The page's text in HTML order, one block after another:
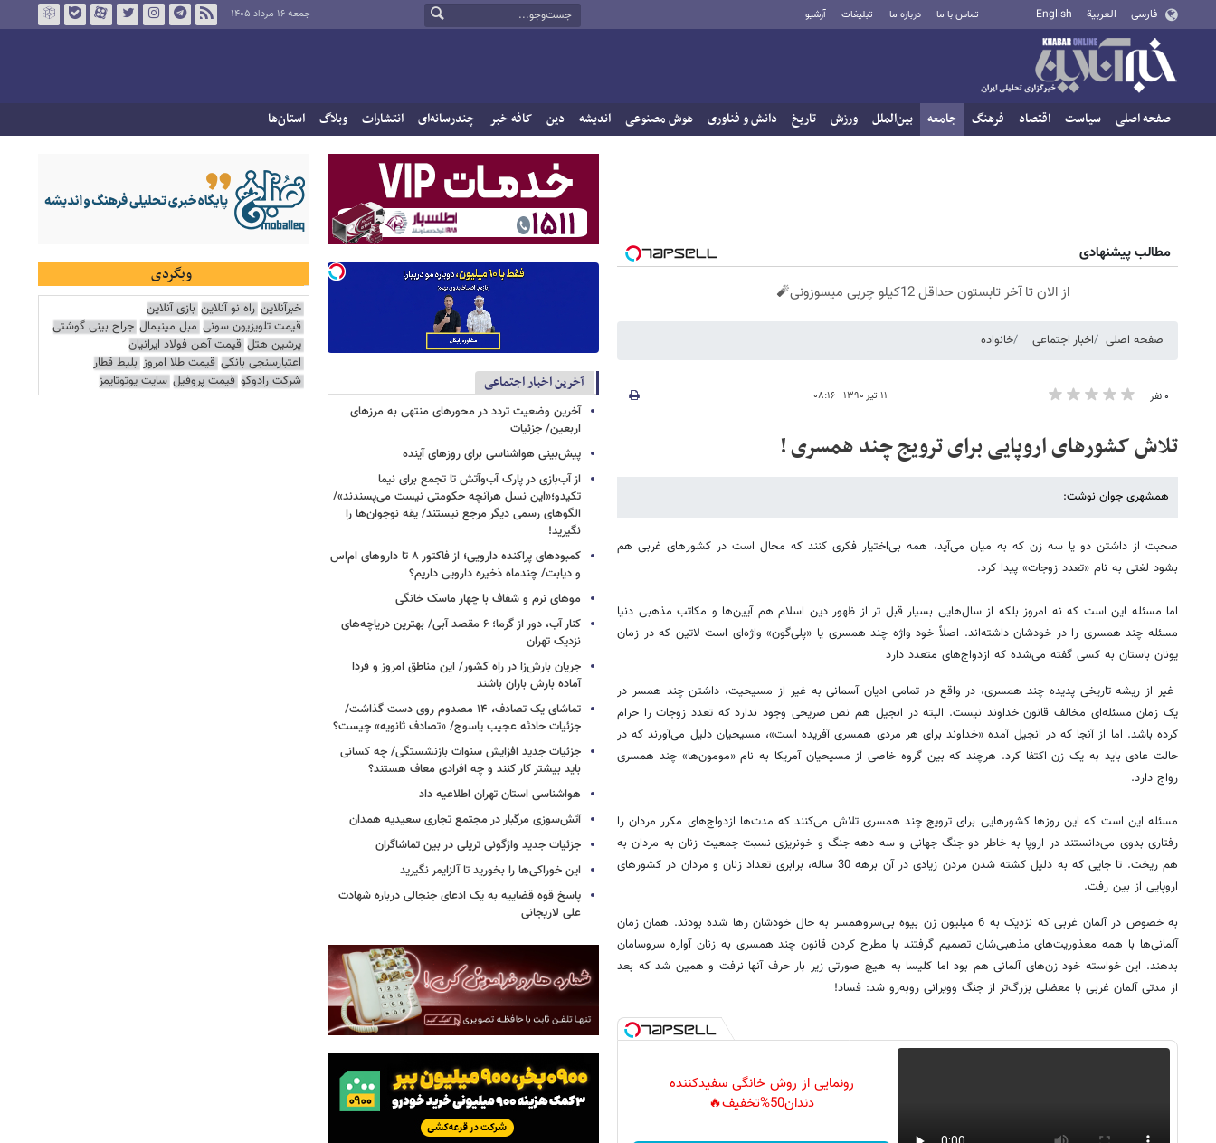
فارسی العربية English تماس با ما درباره ما تبلیغات آرشیو جمعه ۱۶ مرداد ۱۴۰۵
صفحه اصلی سیاست اقتصاد فرهنگ جامعه بین‌الملل ورزش تاریخ دانش و فناوری هوش مصنوعی اندیشه دین کافه خبر چندرسانه‌ای انتشارات وبلاگ استان‌ها
مطالب پیشنهادی
از الان تا آخر تابستون حداقل 12کیلو چربی میسوزونی🧨
صفحه اصلی اخبار اجتماعی خانواده
۰ نفر ۱۱ تیر ۱۳۹۰ - ۰۸:۱۶
تلاش کشور‌های اروپایی برای ترویج چند همسری !
همشهری جوان نوشت:
صحبت از داشتن دو یا سه زن که به میان می‌آید، همه بی‌اختیار فکری کنند که محال است در کشور‌های غربی هم
بشود لغتی به نام «تعدد زوجات» پیدا کرد.
اما مسئله این است که نه امروز بلکه از سال‌هایی بسیار قبل تر از ظهور دین اسلام هم آیین‌ها و مکاتب مذهبی دنیا
مسئله چند همسری را در خودشان داشته‌اند. اصلاً خود واژه چند همسری یا «پلی‌گون» واژه‌ای است لاتین که در زمان
یونان باستان به کسی گفته می‌شده که ازدواج‌های متعدد دارد
غیر از ریشه تاریخی پدیده چند همسری، در واقع در تمامی ادیان آسمانی به غیر از مسیحیت، داشتن چند همسر در
یک زمان مسئله‌ای مخالف قانون خداوند نیست. البته در انجیل هم نص صریحی وجود ندارد که تعدد زوجات را حرام
کرده باشد. اما از آنجا که در انجیل آمده «خداوند برای هر مردی همسری آفریده است»، مسیحیان دلیل می‌آورند که در
حالت عادی باید به یک زن اکتفا کرد. هرچند که بین گروه خاصی از مسیحیان آمریکا به نام «مومون‌ها» چند همسری
رواج دارد.
مسئله این است که این روز‌ها کشور‌هایی برای ترویج چند همسری تلاش می‌کنند که مدت‌ها ازدواج‌های مکرر مردان را
رفتاری بدوی می‌دانستند در اروپا به خاطر دو جنگ جهانی و سه دهه جنگ و خونریزی نسبت جمعیت زنان به مردان به
هم ریخت. تا جایی که به دلیل کشته شدن مردن زیادی در آن برهه 30 ساله، برابری تعداد زنان و مردان در کشور‌های
اروپایی از بین رفت.
به خصوص در آلمان غربی که نزدیک به 6 میلیون زن بیوه بی‌سروهمسر به حال خودشان رها شده بودند. همان زمان
آلمانی‌ها با همه معذوریت‌های مذهبی‌شان تصمیم گرفتند با مطرح کردن قانون چند همسری به زنان آواره سروسامان
بدهند. این خواسته خود زن‌های آلمانی هم بود اما کلیسا به هیچ صورتی زیر بار حرف آنها نرفت و همین شد که بعد
از مدتی آلمان غربی با معضلی بزرگ‌تر از جنگ وویرانی روبه‌رو شد: فساد!
رونمایی از روش خانگی سفیدکننده
دندان50%تخفیف🔥
آخرین اخبار اجتماعی
آخرین وضعیت تردد در محورهای منتهی به مرزهای
اربعین/ جزئیات
پیش‌بینی هواشناسی برای روزهای آینده
از آب‌بازی در پارک آب‌وآتش تا تجمع برای نیما
تکیدو؛«این نسل هرآنچه حکومتی نیست می‌پسندند»/
الگوهای رسمی دیگر مرجع نیستند/ یقه نوجوان‌ها را
نگیرید!
کمبودهای پراکنده دارویی؛ از فاکتور ۸ تا داروهای ام‌اس
و دیابت/ چندماه ذخیره دارویی داریم؟
موهای نرم و شفاف با چهار ماسک خانگی
کنار آب، دور از گرما؛ ۶ مقصد آبی/ بهترین دریاچه‌های
نزدیک تهران
جریان بارش‌زا در راه کشور/ این مناطق امروز و فردا
آماده بارش باران باشند
تماشای یک تصادف، ۱۴ مصدوم روی دست گذاشت/
جزئیات حادثه عجیب یاسوج/ «تصادف ثانویه» چیست؟
جزئیات جدید افزایش سنوات بازنشستگی/ چه کسانی
باید بیشتر کار کنند و چه افرادی معاف هستند؟
هواشناسی استان تهران اطلاعیه داد
آتش‌سوزی مرگبار در مجتمع تجاری سعیدیه همدان
جزئیات جدید واژگونی تریلی در بین تماشاگران
این خوراکی‌ها را بخورید تا آلزایمر نگیرید
پاسخ قوه قضاییه به یک ادعای جنجالی درباره شهادت
علی لاریجانی
وبگردی
خبرآنلاین راه نو آنلاین بازی آنلاین
قیمت تلویزیون سونی مبل مینیمال جراح بینی گوشتی
پرشین هتل قیمت آهن فولاد ایرانیان
اعتبارسنجی بانکی قیمت طلا امروز بلیط قطار
شرکت رادوکو قیمت پروفیل سایت یوتوتایمز